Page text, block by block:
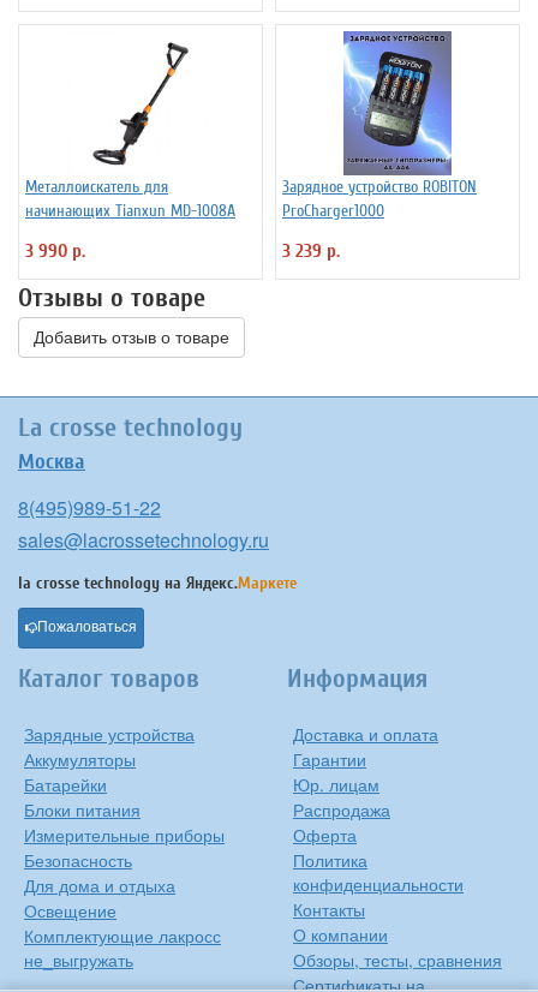
Металлоискатель для
начинающих Tianxun MD-1008A
3 990 р.
Зарядное устройство ROBITON
ProCharger1000
3 239 р.
Отзывы о товаре
Добавить отзыв о товаре
La crosse technology
Москва
8(495)989-51-22
sales@lacrossetechnology.ru
la crosse technology на Яндекс.Маркете
Пожаловаться
Каталог товаров
Зарядные устройства
Аккумуляторы
Батарейки
Блоки питания
Измерительные приборы
Безопасность
Для дома и отдыха
Освещение
Комплектующие лакросс
не_выгружать
Информация
Доставка и оплата
Гарантии
Юр. лицам
Распродажа
Оферта
Политика
конфиденциальности
Контакты
О компании
Обзоры, тесты, сравнения
Сертификаты на